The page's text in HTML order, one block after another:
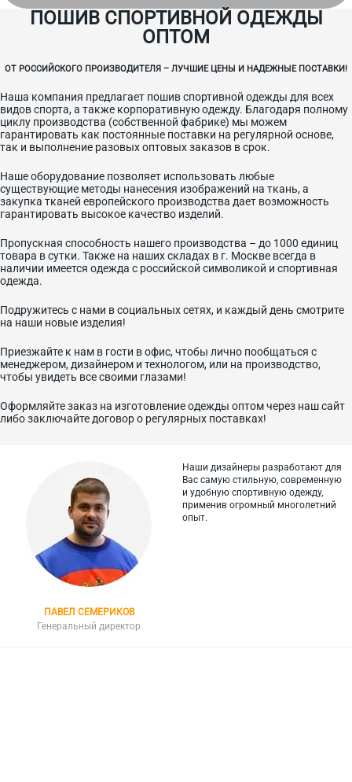
ПОШИВ СПОРТИВНОЙ ОДЕЖДЫ
ОПТОМ
ОТ РОССИЙСКОГО ПРОИЗВОДИТЕЛЯ – ЛУЧШИЕ ЦЕНЫ И НАДЕЖНЫЕ ПОСТАВКИ!
Наша компания предлагает пошив спортивной одежды для всех
видов спорта, а также корпоративную одежду. Благодаря полному
циклу производства (собственной фабрике) мы можем
гарантировать как постоянные поставки на регулярной основе,
так и выполнение разовых оптовых заказов в срок.
Наше оборудование позволяет использовать любые
существующие методы нанесения изображений на ткань, а
закупка тканей европейского производства дает возможность
гарантировать высокое качество изделий.
Пропускная способность нашего производства – до 1000 единиц
товара в сутки. Также на наших складах в г. Москве всегда в
наличии имеется одежда с российской символикой и спортивная
одежда.
Подружитесь с нами в социальных сетях, и каждый день смотрите
на наши новые изделия!
Приезжайте к нам в гости в офис, чтобы лично пообщаться с
менеджером, дизайнером и технологом, или на производство,
чтобы увидеть все своими глазами!
Оформляйте заказ на изготовление одежды оптом через наш сайт
либо заключайте договор о регулярных поставках!
ПАВЕЛ СЕМЕРИКОВ
Генеральный директор
Наши дизайнеры разработают для
Вас самую стильную, современную
и удобную спортивную одежду,
применив огромный многолетний
опыт.